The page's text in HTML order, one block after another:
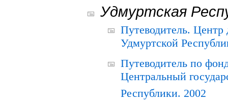
Удмуртская
Путеводитель.
Удмуртской
Путеводитель по
Центральный
Республики. 2002